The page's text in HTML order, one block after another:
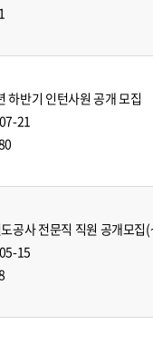
하반기 인턴사원 공개 모집
21
공사 전문직 직원 공개모집
15